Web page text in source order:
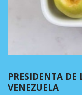
PRESIDENTA DE
VENEZUELA